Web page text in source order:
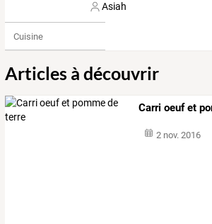
Asiah
Cuisine
Articles à découvrir
Carri oeuf et
2 nov. 2016